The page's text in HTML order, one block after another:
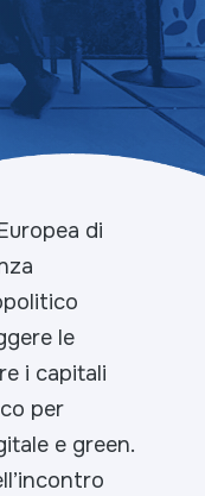
di
le
i capitali
per
e green.